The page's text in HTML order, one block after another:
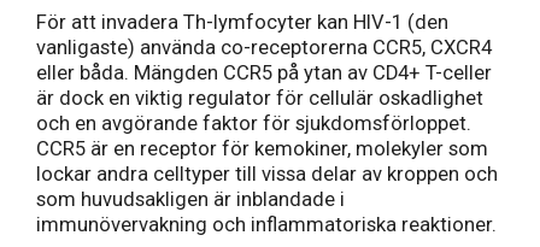
För att invadera Th-lymfocyter kan HIV-1 (den
vanligaste) använda co-receptorerna CCR5, CXCR4
eller båda. Mängden CCR5 på ytan av CD4+ T-celler
är dock en viktig regulator för cellulär oskadlighet
och en avgörande faktor för sjukdomsförloppet.
CCR5 är en receptor för kemokiner, molekyler som
lockar andra celltyper till vissa delar av kroppen och
som huvudsakligen är inblandade i
immunövervakning och inflammatoriska reaktioner.